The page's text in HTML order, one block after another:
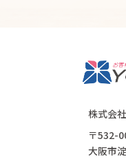
株式会
〒532-
大阪市